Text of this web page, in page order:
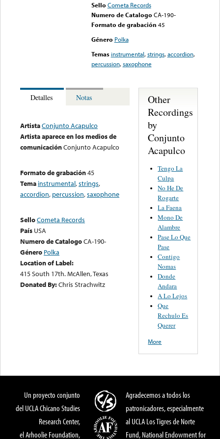
Sello Cometa Records
Numero de Catalogo CA-190-
Formato de grabación 45
Género Polka
Temas instrumental,strings,accordion,
percussion,saxophone
Detalles Notas
ArtistaConjunto Acapulco
Artista aparece en los medios de
comunicaciónConjunto Acapulco
Formato de grabación45
Tema instrumental,strings,
accordion, percussion,saxophone
SelloCometa Records
País USA
Numero de CatalogoCA-190-
Género Polka
Location of Label:
415 South 17th. McAllen, Texas
Donated By:Chris Strachwitz
Other
Recordings
by
Conjunto
Acapulco
Tengo La
Culpa
No He De
Rogarte
La Faena
Mono De
Alambre
Pase Lo Que
Pase
Contigo
Nomas
Donde
Andara
A Lo Lejos
Que
Rechulo Es
Querer
More
Un proyecto conjunto
del UCLA Chicano Studies
Research Center,
el Arhoolie Foundation,
Agradecemos a todos los
patronicadores, especialmente
al UCLA Los Tigres de Norte
Fund, National Endowment for